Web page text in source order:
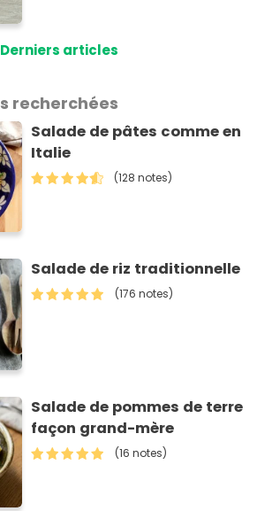
Derniers articles
recherchées
Salade de pâtes comme en
Italie
(128 notes)
Salade de riz traditionnelle
(176 notes)
Salade de pommes de terre
façon grand-mère
(16 notes)